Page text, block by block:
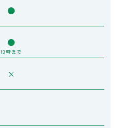
●
●
13時まで
×